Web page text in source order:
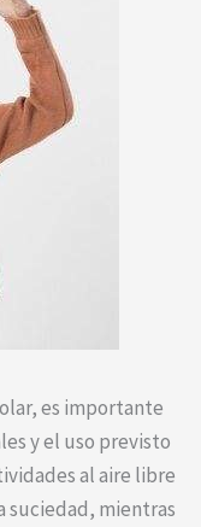
es importante
y el uso previsto
al aire libre
suciedad, mientras